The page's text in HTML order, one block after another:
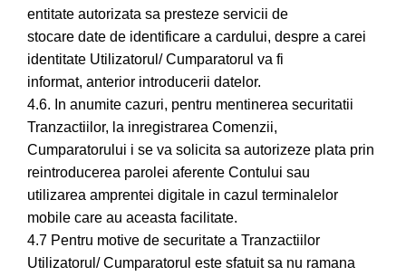
entitate autorizata sa presteze servicii de
stocare date de identificare a cardului, despre a carei
identitate Utilizatorul/ Cumparatorul va fi
informat, anterior introducerii datelor.
4.6. In anumite cazuri, pentru mentinerea securitatii
Tranzactiilor, la inregistrarea Comenzii,
Cumparatorului i se va solicita sa autorizeze plata prin
reintroducerea parolei aferente Contului sau
utilizarea amprentei digitale in cazul terminalelor
mobile care au aceasta facilitate.
4.7 Pentru motive de securitate a Tranzactiilor
Utilizatorul/ Cumparatorul este sfatuit sa nu ramana